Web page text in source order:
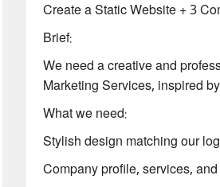
Create a Static Website + 3
Brief:
We need a creative and
Marketing Services, inspired
What we need:
Stylish design matching our
Company profile, services,